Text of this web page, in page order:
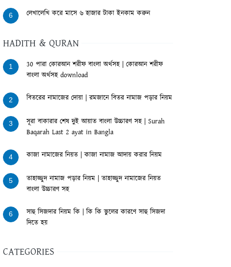
6 লেখালেখি করে মাসে ৬ হাজার টাকা ইনকাম করুন
HADITH & QURAN
1
30 পারা কোরআন শরীফ বাংলা অর্থসহ | কোরআন শরীফ
বাংলা অর্থসহ download
2 বিতরের নামাজের দোয়া | রমজানে বিতর নামাজ পড়ার নিয়ম
3
সূরা বাকারার শেষ দুই আয়াত বাংলা উচ্চারণ সহ | Surah
Baqarah Last 2 ayat in Bangla
4 কাজা নামাজের নিয়ত | কাজা নামাজ আদায় করার নিয়ম
5
তাহাজ্জুদ নামাজ পড়ার নিয়ম | তাহাজ্জুদ নামাজের নিয়ত
বাংলা উচ্চারণ সহ
6
সাহু সিজদার নিয়ম কি | কি কি ভুলের কারণে সাহু সিজদা
দিতে হয়
CATEGORIES